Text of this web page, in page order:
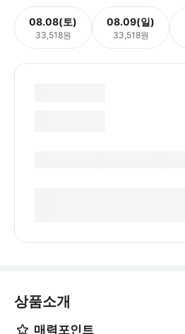
08.08(토)
33,518원
08.09(일)
33,518원
상품소개
매력포인트